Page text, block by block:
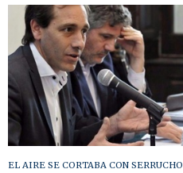
EL AIRE SE CORTABA CON SERRUCHO